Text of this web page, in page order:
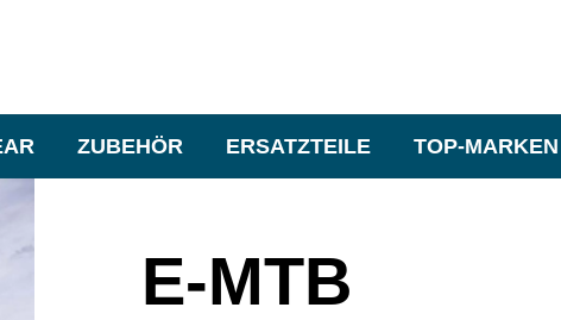
ZUBEHÖR ERSATZTEILE TOP-MARKEN
E-MTB